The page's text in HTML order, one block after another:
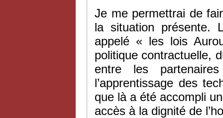
Je me permettrai de
la situation présente.
appelé « les lois
politique contractuelle,
entre les
l’apprentissage des
que là a été accompli
accès à la dignité de